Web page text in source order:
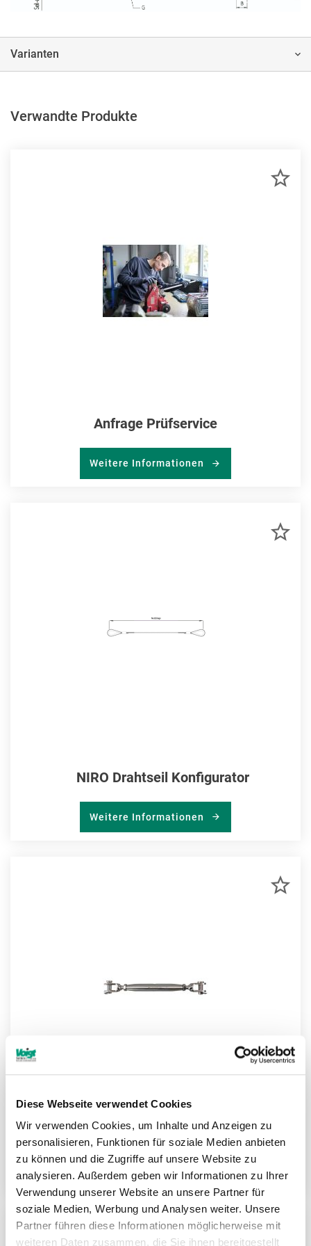
Diese Webseite verwendet Cookies
Wir verwenden Cookies, um Inhalte und Anzeigen zu
personalisieren, Funktionen für soziale Medien anbieten
zu können und die Zugriffe auf unsere Website zu
analysieren. Außerdem geben wir Informationen zu Ihrer
Verwendung unserer Website an unsere Partner für
soziale Medien, Werbung und Analysen weiter. Unsere
Partner führen diese Informationen möglicherweise mit
weiteren Daten zusammen, die Sie ihnen bereitgestellt
Varianten
Verwandte Produkte
Anfrage Prüfservice
Weitere Informationen
NIRO Drahtseil Konfigurator
Weitere Informationen
NIRO Wantenspanner Gabel/Gabel
Weitere Informationen